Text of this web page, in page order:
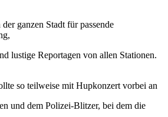
ganzen Stadt für passende
lustige Reportagen von allen Stationen.
so teilweise mit Hupkonzert vorbei an
und dem Polizei-Blitzer, bei dem die